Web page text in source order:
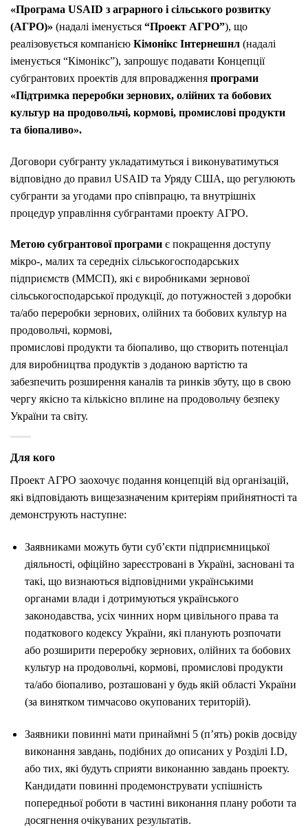
«Програма USAID з аграрного і сільського розвитку
(АГРО)» (надалі іменується “Проект AГРО”), що
реалізовується компанією Кімонікс Інтернешнл (надалі
іменується “Кімонікс”), запрошує подавати Концепції
субгрантових проектів для впровадження програми
«Підтримка переробки зернових, олійних та бобових
культур на продовольчі, кормові, промислові продукти
та біопаливо».
Договори субгранту укладатимуться і виконуватимуться
відповідно до правил USAID та Уряду США, що регулюють
субгранти за угодами про співпрацю, та внутрішніх
процедур управління субгрантами проекту AГРО.
Метою субгрантової програми є покращення доступу
мікро-, малих та середніх сільськогосподарських
підприємств (ММСП), які є виробниками зернової
сільськогосподарської продукції, до потужностей з доробки
та/або переробки зернових, олійних та бобових культур на
продовольчі, кормові,
промислові продукти та біопаливо, що створить потенціал
для виробництва продуктів з доданою вартістю та
забезпечить розширення каналів та ринків збуту, що в свою
чергу якісно та кількісно вплине на продовольчу безпеку
України та світу.
Для кого
Проект АГРО заохочує подання концепцій від організацій,
які відповідають вищезазначеним критеріям прийнятності та
демонструють наступне:
Заявниками можуть бути суб’єкти підприємницької
діяльності, офіційно зареєстровані в Україні, засновані та
такі, що визнаються відповідними українськими
органами влади і дотримуються українського
законодавства, усіх чинних норм цивільного права та
податкового кодексу України, які планують розпочати
або розширити переробку зернових, олійних та бобових
культур на продовольчі, кормові, промислові продукти
та/або біопаливо, розташовані у будь якій області України
(за винятком тимчасово окупованих територій).
Заявники повинні мати принаймні 5 (п’ять) років досвіду
виконання завдань, подібних до описаних у Розділі I.D,
або тих, які будуть сприяти виконанню завдань проекту.
Кандидати повинні продемонструвати успішність
попередньої роботи в частині виконання плану роботи та
досягнення очікуваних результатів.